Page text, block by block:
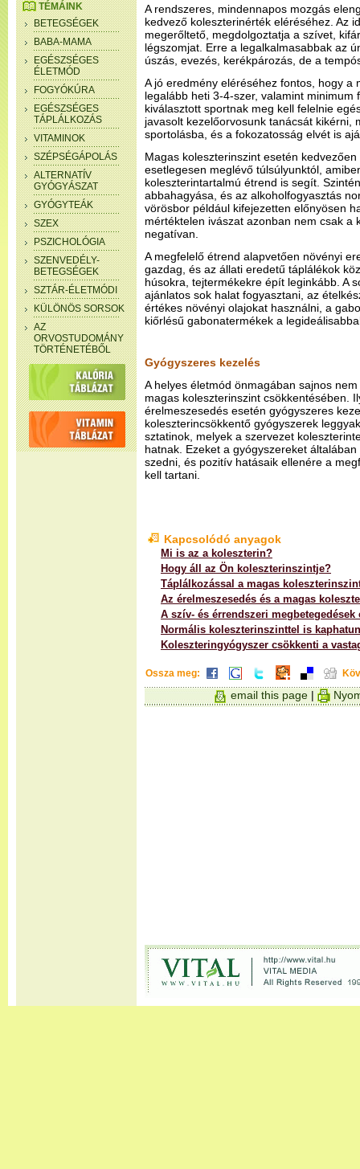
TÉMÁINK
BETEGSÉGEK
BABA-MAMA
EGÉSZSÉGES
ÉLETMÓD
FOGYÓKÚRA
EGÉSZSÉGES
TÁPLÁLKOZÁS
VITAMINOK
SZÉPSÉGÁPOLÁS
ALTERNATÍV
GYÓGYÁSZAT
GYÓGYTEÁK
SZEX
PSZICHOLÓGIA
SZENVEDÉLY-
BETEGSÉGEK
SZTÁR-ÉLETMÓDI
KÜLÖNÖS SORSOK
AZ
ORVOSTUDOMÁNY
TÖRTÉNETÉBŐL
A rendszeres, mindennapos mozgás
kedvező koleszterinérték eléréséhez. Az
megerőltető, megdolgoztatja a szívet,
légszomjat. Erre a legalkalmasabbak az
úszás, evezés, kerékpározás, de a
A jó eredmény eléréséhez fontos, hogy a
legalább heti 3-4-szer, valamint minimum
kiválasztott sportnak meg kell felelnie
javasolt kezelőorvosunk tanácsát kikérni,
sportolásba, és a fokozatosság elvét is
Magas koleszterinszint esetén
esetlegesen meglévő túlsúlyunktól,
koleszterintartalmú étrend is segít.
abbahagyása, és az alkoholfogyasztás
vörösbor például kifejezetten előnyösen
mértéktelen ivászat azonban nem csak a
negatívan.
A megfelelő étrend alapvetően növényi
gazdag, és az állati eredetű táplálékok
húsokra, tejtermékekre épít leginkább. A
ajánlatos sok halat fogyasztani, az
értékes növényi olajokat használni, a
kiőrlésű gabonatermékek a
Gyógyszeres kezelés
A helyes életmód önmagában sajnos
magas koleszterinszint csökkentésében.
érelmeszesedés esetén gyógyszeres
koleszterincsökkentő gyógyszerek
sztatinok, melyek a szervezet
hatnak. Ezeket a gyógyszereket
szedni, és pozitív hatásaik ellenére a
kell tartani.
Kapcsolódó anyagok
Mi is az a koleszterin?
Hogy áll az Ön koleszterinszintje?
Táplálkozással a magas
Az érelmeszesedés és a magas
A szív- és érrendszeri megbetegedések
Normális koleszterinszinttel is
Koleszteringyógyszer csökkenti a
Ossza meg:
email this page |